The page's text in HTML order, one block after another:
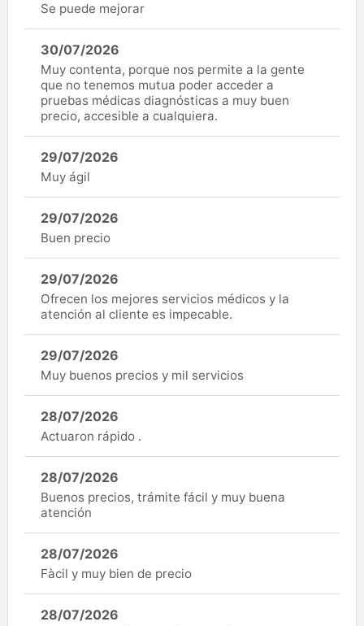
Se puede mejorar
30/07/2026
Muy contenta, porque nos permite a la gente
que no tenemos mutua poder acceder a
pruebas médicas diagnósticas a muy buen
precio, accesible a cualquiera.
29/07/2026
Muy ágil
29/07/2026
Buen precio
29/07/2026
Ofrecen los mejores servicios médicos y la
atención al cliente es impecable.
29/07/2026
Muy buenos precios y mil servicios
28/07/2026
Actuaron rápido .
28/07/2026
Buenos precios, trámite fácil y muy buena
atención
28/07/2026
Fàcil y muy bien de precio
28/07/2026